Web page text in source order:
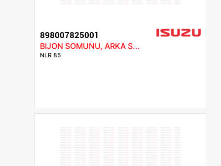
898007825001
BIJON SOMUNU, ARKA S...
NLR 85